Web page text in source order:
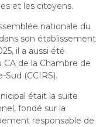
et les citoyens.
nationale du
son établissement
il a aussi été
de la Chambre de
(CCIRS).
était la suite
fondé sur la
responsable de